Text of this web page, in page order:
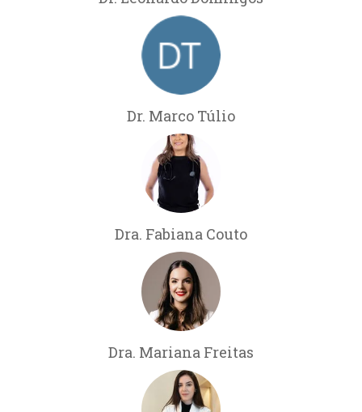
Dr. Marco Túlio
Dra. Fabiana Couto
Dra. Mariana Freitas